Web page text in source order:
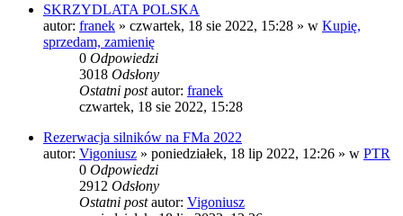
SKRZYDLATA POLSKA
autor: franek » czwartek, 18 sie 2022, 15:28 » w Kupię,
sprzedam, zamienię
0 Odpowiedzi
3018 Odsłony
Ostatni postautor: franek
czwartek, 18 sie 2022, 15:28
Rezerwacja silników na FMa 2022
autor: Vigoniusz » poniedziałek, 18 lip 2022, 12:26 » w PTR
0 Odpowiedzi
2912 Odsłony
Ostatni postautor: Vigoniusz